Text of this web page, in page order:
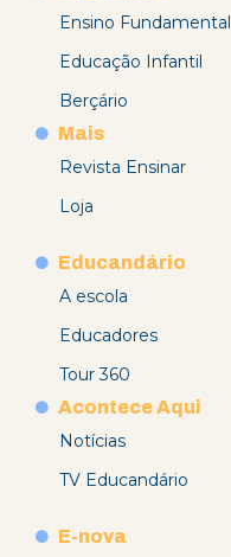
Ensino Fundamental
Educação Infantil
Berçário
Mais
Revista Ensinar
Loja
Educandário
A escola
Educadores
Tour 360
Acontece Aqui
Notícias
TV Educandário
E-nova